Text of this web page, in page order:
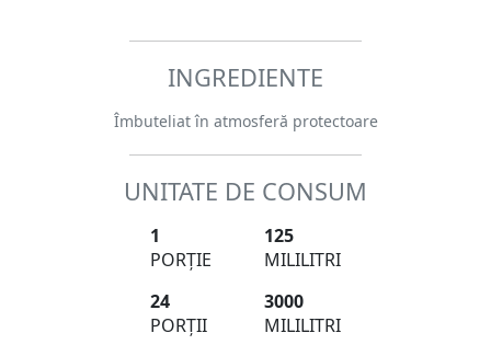
INGREDIENTE
Îmbuteliat în atmosferă protectoare
UNITATE DE CONSUM
1
PORȚIE
125
MILILITRI
24
PORȚII
3000
MILILITRI